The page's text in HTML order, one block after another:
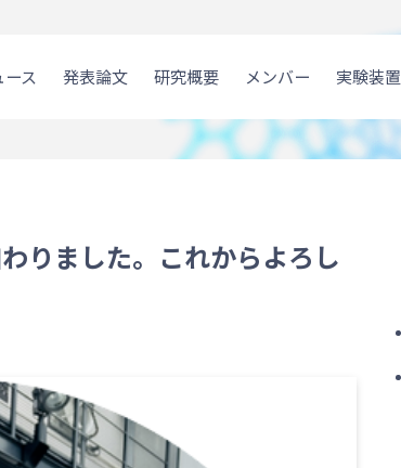
ース 発表論文 研究概要 メンバー 実験装置
りました。これからよろし